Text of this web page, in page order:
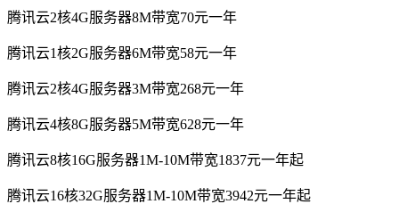
腾讯云2核4G服务器8M带宽70元一年
腾讯云1核2G服务器6M带宽58元一年
腾讯云2核4G服务器3M带宽268元一年
腾讯云4核8G服务器5M带宽628元一年
腾讯云8核16G服务器1M-10M带宽1837元一年起
腾讯云16核32G服务器1M-10M带宽3942元一年起